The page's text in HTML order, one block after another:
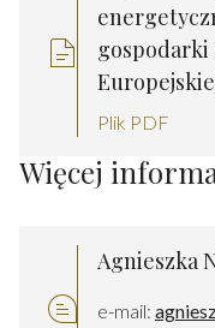
Plik PDF
Więcej
Agnieszka
e-mail: